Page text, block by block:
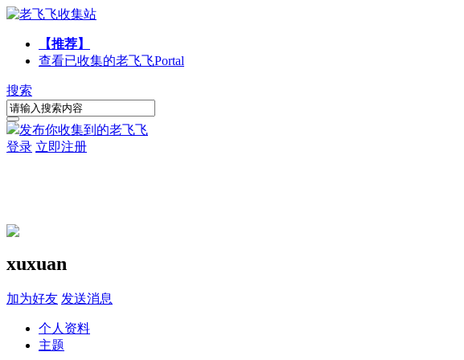
【推荐】
查看已收集的老飞飞Portal
搜索
发布你收集到的老飞飞
登录 立即注册
xuxuan
加为好友 发送消息
个人资料
主题